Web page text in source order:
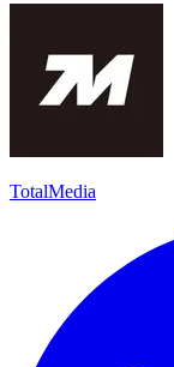
TotalMedia